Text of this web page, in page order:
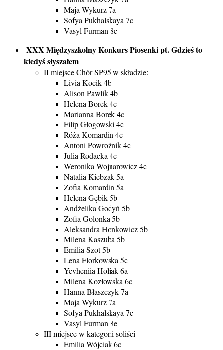
Maja Wykurz 7a
Sofya Pukhalskaya 7c
Vasyl Furman 8e
XXX Międzyszkolny Konkurs Piosenki pt. Gdzieś to
kiedyś słyszałem
II miejsce Chór SP95 w składzie:
Livia Kocik 4b
Alison Pawlik 4b
Helena Borek 4c
Marianna Borek 4c
Filip Głogowski 4c
Róża Komardin 4c
Antoni Powroźnik 4c
Julia Rodacka 4c
Weronika Wojnarowicz 4c
Natalia Kiebzak 5a
Zofia Komardin 5a
Helena Gębik 5b
Andżelika Godyń 5b
Zofia Golonka 5b
Aleksandra Honkowicz 5b
Milena Kaszuba 5b
Emilia Szot 5b
Lena Florkowska 5c
Yevheniia Holiak 6a
Milena Kozłowska 6c
Hanna Błaszczyk 7a
Maja Wykurz 7a
Sofya Pukhalskaya 7c
Vasyl Furman 8e
III miejsce w kategorii soliści
Emilia Wójciak 6c